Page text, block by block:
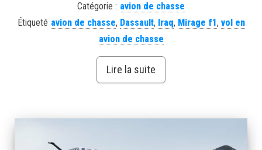
Catégorie : avion de chasse
Étiqueté avion de chasse, Dassault, Iraq, Mirage f1, vol en
avion de chasse
Lire la suite